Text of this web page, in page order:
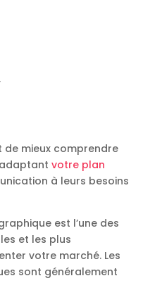
mieux comprendre
votre plan
à leurs besoins
est l’une des
et les plus
votre marché. Les
sont généralement